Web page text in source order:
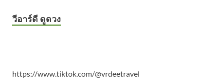
วีอาร์ดี ดูดวง
https://www.tiktok.com/@vrdeetravel